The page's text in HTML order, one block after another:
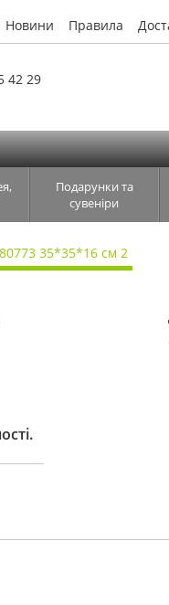
Новини Правила
42 29
Подарунки та
сувеніри
35*35*16 см 2